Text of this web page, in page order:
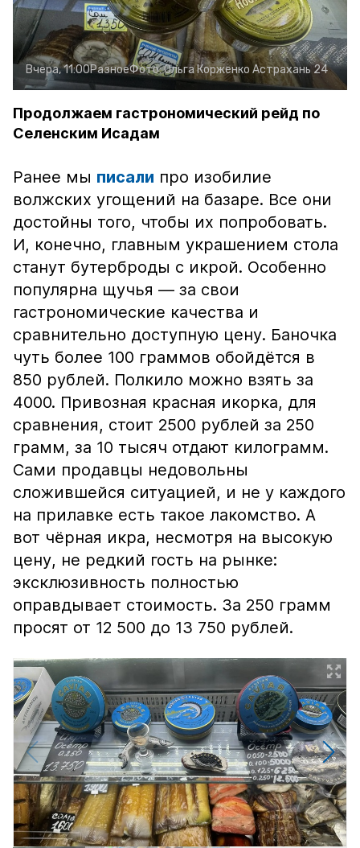
Вчера, 11:00РазноеФото:Ольга Корженко Астрахань 24
Продолжаем гастрономический рейд по
Селенским Исадам
Ранее мы писали про изобилие
волжских угощений на базаре. Все они
достойны того, чтобы их попробовать.
И, конечно, главным украшением стола
станут бутерброды с икрой. Особенно
популярна щучья — за свои
гастрономические качества и
сравнительно доступную цену. Баночка
чуть более 100 граммов обойдётся в
850 рублей. Полкило можно взять за
4000. Привозная красная икорка, для
сравнения, стоит 2500 рублей за 250
грамм, за 10 тысяч отдают килограмм.
Сами продавцы недовольны
сложившейся ситуацией, и не у каждого
на прилавке есть такое лакомство. А
вот чёрная икра, несмотря на высокую
цену, не редкий гость на рынке:
эксклюзивность полностью
оправдывает стоимость. За 250 грамм
просят от 12 500 до 13 750 рублей.